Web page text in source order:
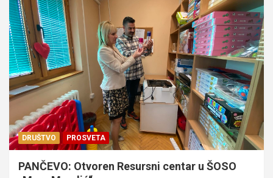
DRUŠTVO PROSVETA
PANČEVO: Otvoren Resursni centar u ŠOSO